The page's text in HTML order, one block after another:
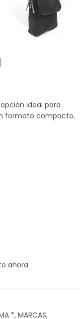
ideal para
formato compacto.
ahora
*, MARCAS,